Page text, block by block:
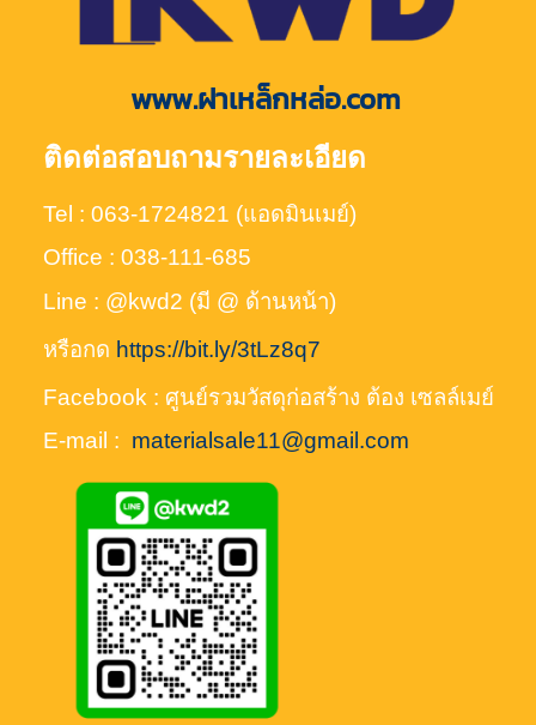
www.ฝาเหล็กหล่อ.com
ติดต่อสอบถามรายละเอียด
Tel : 063-1724821 (แอดมินเมย์)
Office : 038-111-685
Line : @kwd2 (มี @ ด้านหน้า)
หรือกด https://bit.ly/3tLz8q7
Facebook : ศูนย์รวมวัสดุก่อสร้าง ต้อง เซลล์เมย์
E-mail : materialsale11@gmail.com